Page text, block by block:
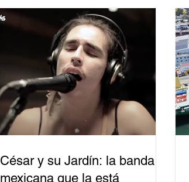
César y su Jardín: la banda
mexicana que la está